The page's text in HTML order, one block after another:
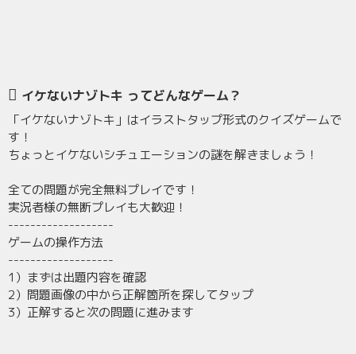
イケないナゾトキ ってどんなゲーム？
「イケないナゾトキ」はイラストタップ形式のクイズゲームで
す！
ちょっとイケないシチュエーションの謎を解きましょう！
全ての問題が完全無料プレイです！
実況者様の無断プレイも大歓迎！
-------------------
ゲームの操作方法
-------------------
1）まずは出題内容を確認
2）問題画像の中から正解箇所を探してタップ
3）正解すると次の問題に進みます